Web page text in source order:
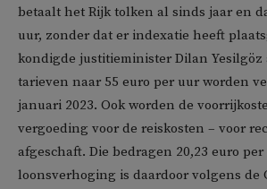
betaalt het Rijk tolken al sinds jaar en
uur, zonder dat er indexatie heeft
kondigde justitieminister Dilan Yesilgöz
tarieven naar 55 euro per uur worden
januari 2023. Ook worden de
vergoeding voor de reiskosten – voor
afgeschaft. Die bedragen 20,23 euro
loonsverhoging is daardoor volgens de